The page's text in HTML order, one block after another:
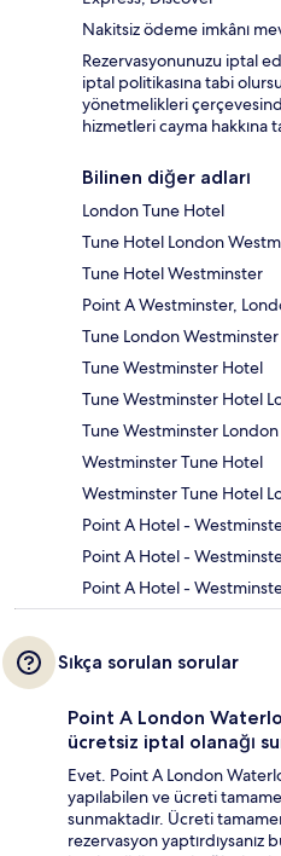
Nakitsiz ödeme imkânı
Rezervasyonunuzu iptal
iptal politikasına tabi
yönetmelikleri
hizmetleri cayma hakkına
Bilinen diğer adları
London Tune Hotel
Tune Hotel London
Tune Hotel Westminster
Point A Westminster,
Tune London Westminster
Tune Westminster Hotel
Tune Westminster Hotel
Tune Westminster London
Westminster Tune Hotel
Westminster Tune Hotel
Point A Hotel -
Point A Hotel -
Point A Hotel -
Sıkça sorulan sorular
Point A London
ücretsiz iptal olanağı
Evet. Point A London
yapılabilen ve ücreti
sunmaktadır. Ücreti
rezervasyon